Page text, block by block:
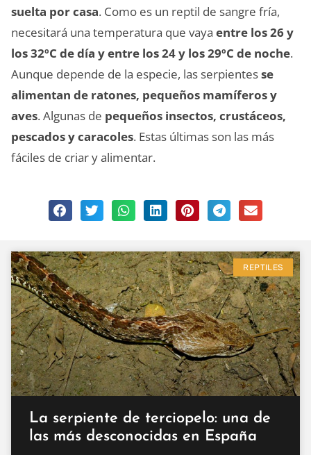
suelta por casa. Como es un reptil de sangre fría,
necesitará una temperatura que vaya entre los 26 y
los 32ºC de día y entre los 24 y los 29ºC de noche.
Aunque depende de la especie, las serpientesse
alimentan de ratones, pequeños mamíferos y
aves. Algunas de pequeños insectos, crustáceos,
pescados y caracoles. Estas últimas son las más
fáciles de criar y alimentar.
REPTILES
La serpiente de terciopelo: una de
las más desconocidas en España